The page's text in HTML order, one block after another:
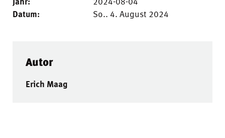
Datum:
So.. 4. August 2024
Autor
Erich Maag